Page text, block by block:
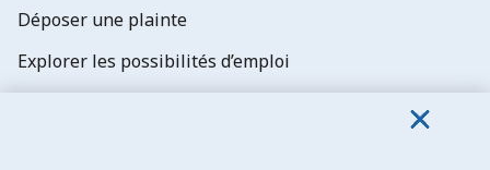
Déposer une plainte
Explorer les possibilités d’emploi